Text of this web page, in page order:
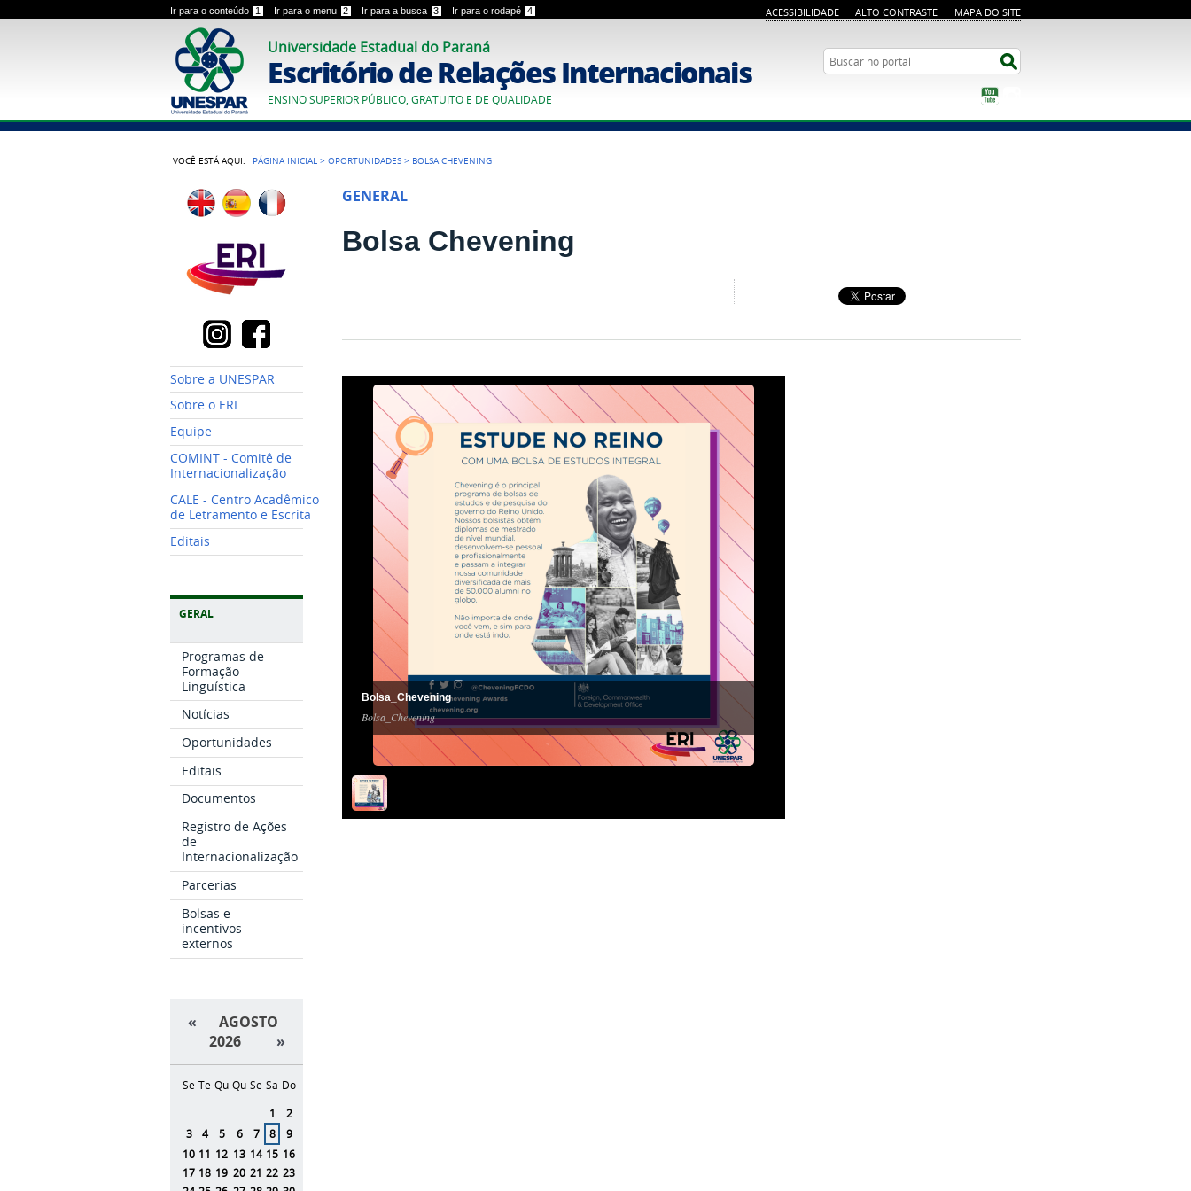
Ir para o conteúdo 1 Ir para o menu 2 Ir para a busca 3 Ir para o rodapé 4 ACESSIBILIDADE ALTO CONTRASTE MAPA DO SITE
Universidade Estadual do Paraná
Escritório de Relações Internacionais
ENSINO SUPERIOR PÚBLICO, GRATUITO E DE QUALIDADE
Busca
VOCÊ ESTÁ AQUI: PÁGINA INICIAL >OPORTUNIDADES > BOLSA CHEVENING
Sobre a UNESPAR
Sobre o ERI
Equipe
COMINT - Comitê de
Internacionalização
CALE - Centro Acadêmico
de Letramento e Escrita
Editais
GERAL
Programas de
Formação
Linguística
Notícias
Oportunidades
Editais
Documentos
Registro de Ações
de
Internacionalização
Parcerias
Bolsas e
incentivos
externos
«
AGOSTO
2026
»
Se Te Qu Qu Se Sa Do
1
2
3
4 5 6 7 8
9
10 11 12 13 14 15 16
17 18 19 20 21 22 23
GENERAL
Bolsa Chevening
Bolsa_Chevening
Bolsa_Chevening